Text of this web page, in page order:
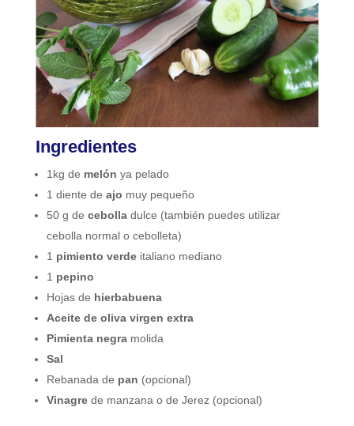
Ingredientes
1kg de melón ya pelado
1 diente de ajo muy pequeño
50 g de cebolladulce (también puedes utilizar
cebolla normal o cebolleta)
1 pimiento verdeitaliano mediano
1 pepino
Hojas de hierbabuena
Aceite de oliva virgen extra
Pimienta negramolida
Sal
Rebanada de pan (opcional)
Vinagrede manzana o de Jerez (opcional)